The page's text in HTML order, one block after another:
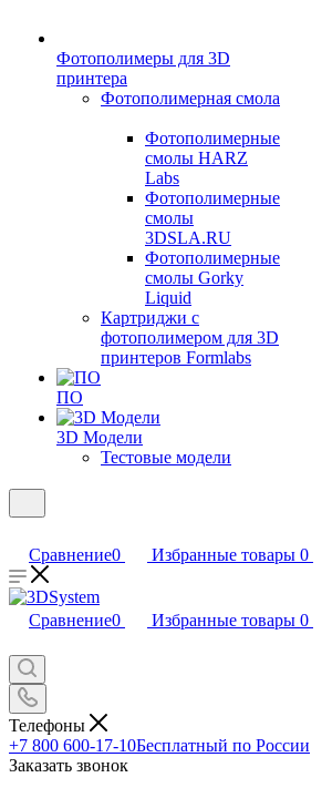
Фотополимеры для 3D
принтера
Фотополимерная смола
Фотополимерные
смолы HARZ
Labs
Фотополимерные
смолы
3DSLA.RU
Фотополимерные
смолы Gorky
Liquid
Картриджи с
фотополимером для 3D
принтеров Formlabs
ПО
3D Модели
Тестовые модели
Сравнение0 Избранные товары 0
Сравнение0 Избранные товары 0
Телефоны
+7 800 600-17-10Бесплатный по России
Заказать звонок